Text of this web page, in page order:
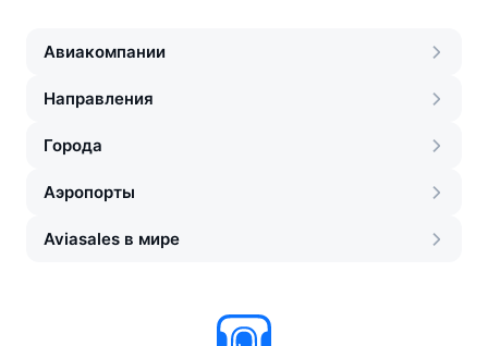
Авиакомпании
Направления
Города
Аэропорты
Aviasales в мире